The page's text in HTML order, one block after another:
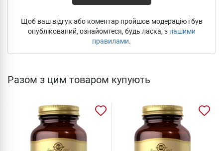
Щоб ваш відгук або коментар пройшов модерацію і був
опублікований, ознайомтеся, будь ласка, з нашими
правилами.
Разом з цим товаром купують